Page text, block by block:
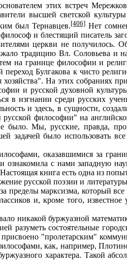
этих встреч
высшей светской
был Тернавцев.[406] Нет
и блестящий писатель
церкви не получилось.
традицию Вл. Соловьева и
на границе философии и
Булгакова к чисто
На этих собраниях
и русской духовной
в изгнании среди русских
и здесь, в сущности,
философии" на
было. Мы, русские, правда,
было использовать
оказавшимися за
ознакомила с нами западную
книга есть одна из
русской поэзии и
марксизма, который все
и, кроме того,
никакой буржуазной
разуметь состоятельные
"пролетарским"
как, например,
характера. Такой